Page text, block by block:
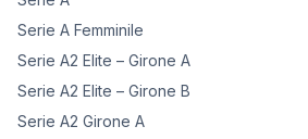
Serie A Femminile
Serie A2 Elite – Girone A
Serie A2 Elite – Girone B
Serie A2 Girone A